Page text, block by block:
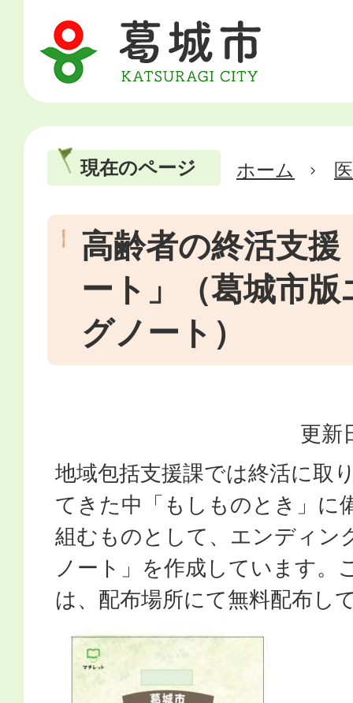
現在のページ ホーム
高齢者の終活支援
ート」（葛城市
グノート）
更新
地域包括支援課では終活に取
てきた中「もしものとき」に
組むものとして、エンディン
ノート」を作成しています。
は、配布場所にて無料配布し